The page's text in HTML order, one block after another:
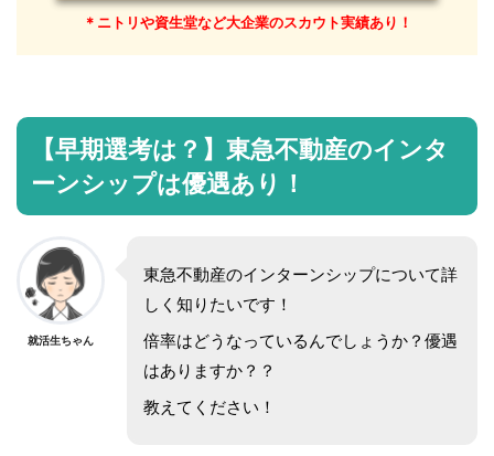
＊ニトリや資生堂など大企業のスカウト実績あり！
【早期選考は？】東急不動産のインタ
ーンシップは優遇あり！
就活生ちゃん
東急不動産のインターンシップについて詳
しく知りたいです！
倍率はどうなっているんでしょうか？優遇
はありますか？？
教えてください！